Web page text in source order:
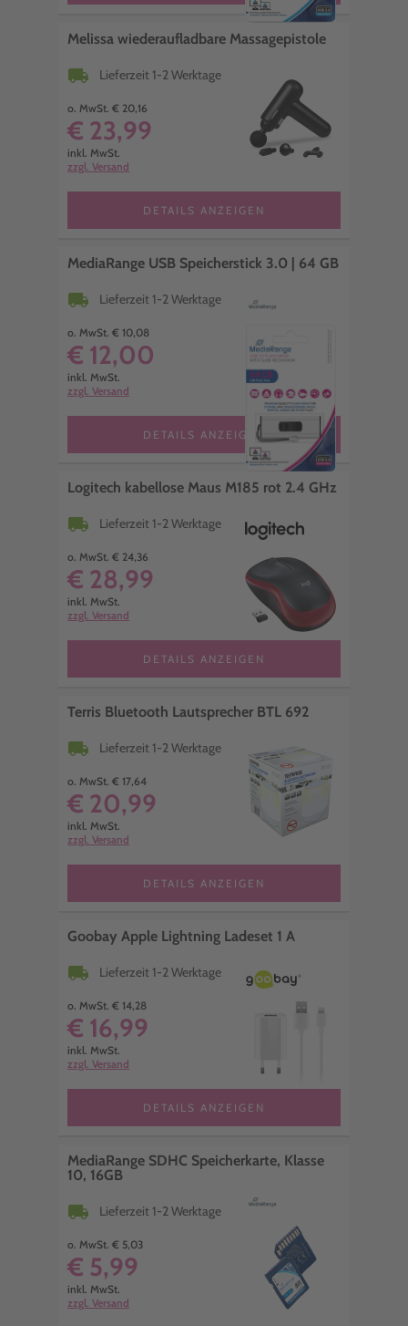
Melissa wiederaufladbare Massagepistole
local_shipping Lieferzeit 1-2 Werktage
o. MwSt. € 20,16
€ 23,99
inkl. MwSt.
zzgl. Versand
DETAILS ANZEIGEN
MediaRange USB Speicherstick 3.0 | 64 GB
local_shipping Lieferzeit 1-2 Werktage
o. MwSt. € 10,08
€ 12,00
inkl. MwSt.
zzgl. Versand
DETAILS ANZEIGEN
Logitech kabellose Maus M185 rot 2.4 GHz
local_shipping Lieferzeit 1-2 Werktage
o. MwSt. € 24,36
€ 28,99
inkl. MwSt.
zzgl. Versand
DETAILS ANZEIGEN
Terris Bluetooth Lautsprecher BTL 692
local_shipping Lieferzeit 1-2 Werktage
o. MwSt. € 17,64
€ 20,99
inkl. MwSt.
zzgl. Versand
DETAILS ANZEIGEN
Goobay Apple Lightning Ladeset 1 A
local_shipping Lieferzeit 1-2 Werktage
o. MwSt. € 14,28
€ 16,99
inkl. MwSt.
zzgl. Versand
DETAILS ANZEIGEN
MediaRange SDHC Speicherkarte, Klasse
10, 16GB
local_shipping Lieferzeit 1-2 Werktage
o. MwSt. € 5,03
€ 5,99
inkl. MwSt.
zzgl. Versand